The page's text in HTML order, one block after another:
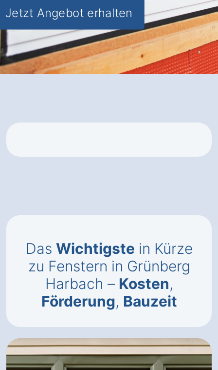
Jetzt Angebot erhalten
Das Wichtigste in Kürze
zu Fenstern in Grünberg
Harbach – Kosten,
Förderung, Bauzeit